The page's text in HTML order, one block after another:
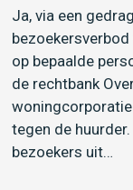
Ja, via een
op bepaalde
de rechtbank
tegen de
bezoekers uit…